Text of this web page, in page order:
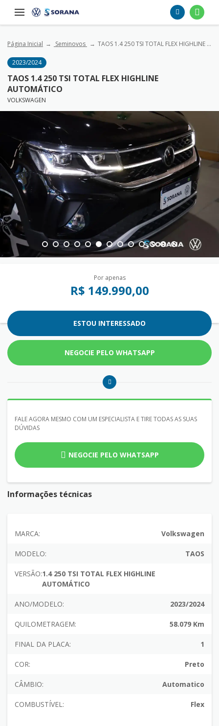
Página Inicial Seminovos TAOS 1.4 250 TSI TOTAL FLEX HIGHLINE AUTOMÁTICO
2023/2024
TAOS 1.4 250 TSI TOTAL FLEX HIGHLINE
AUTOMÁTICO
VOLKSWAGEN
Por apenas
R$ 149.990,00
ESTOU INTERESSADO
NEGOCIE PELO WHATSAPP
FALE AGORA MESMO COM UM ESPECIALISTA E TIRE TODAS AS SUAS
DÚVIDAS
NEGOCIE PELO WHATSAPP
Informações técnicas
MARCA: Volkswagen
MODELO: TAOS
VERSÃO:1.4 250 TSI TOTAL FLEX HIGHLINE
AUTOMÁTICO
ANO/MODELO: 2023/2024
QUILOMETRAGEM: 58.079 Km
FINAL DA PLACA: 1
COR: Preto
CÂMBIO: Automatico
COMBUSTÍVEL: Flex